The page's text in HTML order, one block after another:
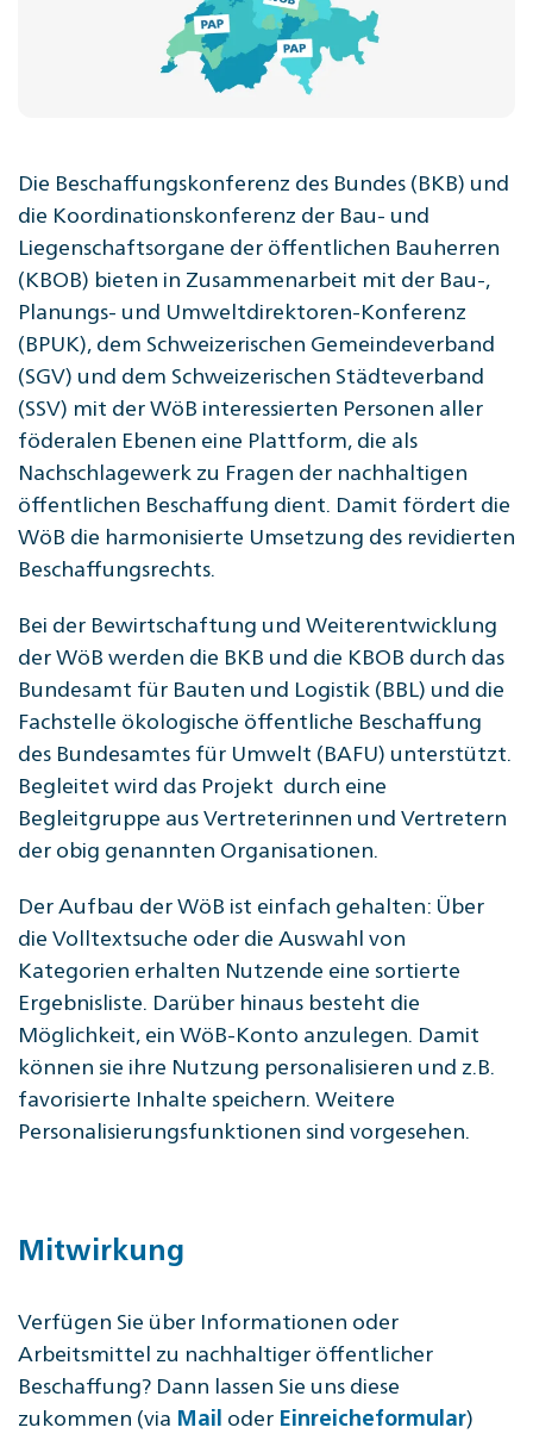
Die Beschaffungskonferenz des Bundes (BKB) und
die Koordinationskonferenz der Bau- und
Liegenschaftsorgane der öffentlichen Bauherren
(KBOB) bieten in Zusammenarbeit mit der Bau-,
Planungs- und Umweltdirektoren-Konferenz
(BPUK), dem Schweizerischen Gemeindeverband
(SGV) und dem Schweizerischen Städteverband
(SSV) mit der WöB interessierten Personen aller
föderalen Ebenen eine Plattform, die als
Nachschlagewerk zu Fragen der nachhaltigen
öffentlichen Beschaffung dient. Damit fördert die
WöB die harmonisierte Umsetzung des revidierten
Beschaffungsrechts.
Bei der Bewirtschaftung und Weiterentwicklung
der WöB werden die BKB und die KBOB durch das
Bundesamt für Bauten und Logistik (BBL) und die
Fachstelle ökologische öffentliche Beschaffung
des Bundesamtes für Umwelt (BAFU) unterstützt.
Begleitet wird das Projekt durch eine
Begleitgruppe aus Vertreterinnen und Vertretern
der obig genannten Organisationen.
Der Aufbau der WöB ist einfach gehalten: Über
die Volltextsuche oder die Auswahl von
Kategorien erhalten Nutzende eine sortierte
Ergebnisliste. Darüber hinaus besteht die
Möglichkeit, ein WöB-Konto anzulegen. Damit
können sie ihre Nutzung personalisieren und z.B.
favorisierte Inhalte speichern. Weitere
Personalisierungsfunktionen sind vorgesehen.
Mitwirkung
Verfügen Sie über Informationen oder
Arbeitsmittel zu nachhaltiger öffentlicher
Beschaffung? Dann lassen Sie uns diese
zukommen (via Mail oder Einreicheformular)